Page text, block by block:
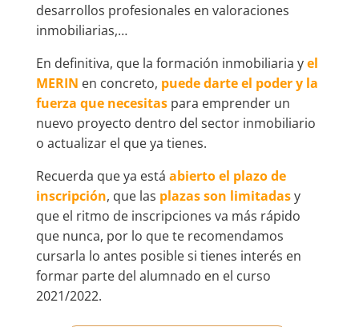
desarrollos profesionales en valoraciones
inmobiliarias,…
En definitiva, que la formación inmobiliaria yel
MERIN en concreto, puede darte el poder y la
fuerza que necesitas para emprender un
nuevo proyecto dentro del sector inmobiliario
o actualizar el que ya tienes.
Recuerda que ya está abierto el plazo de
inscripción, que las plazas son limitadasy
que el ritmo de inscripciones va más rápido
que nunca, por lo que te recomendamos
cursarla lo antes posible si tienes interés en
formar parte del alumnado en el curso
2021/2022.